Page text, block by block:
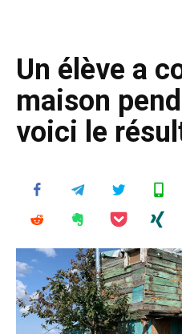
Un élève a
maison
voici le